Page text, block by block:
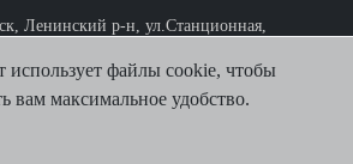
Ленинский р-н, ул.Станционная,
использует файлы cookie, чтобы
вам максимальное удобство.